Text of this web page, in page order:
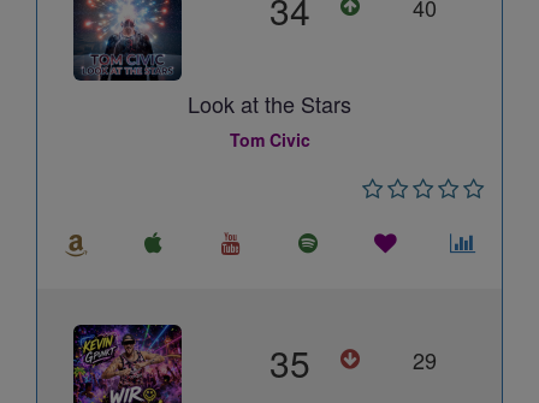
40
Look at the Stars
Tom Civic
35 29